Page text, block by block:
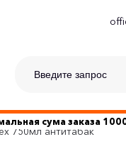
сума заказа
750мл антитабак